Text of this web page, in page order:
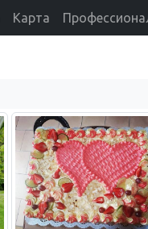
Карта